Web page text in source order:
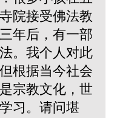
院接受佛法教
年后，有一部
。我个人对此
根据当今社会
宗教文化，世
习。请问堪